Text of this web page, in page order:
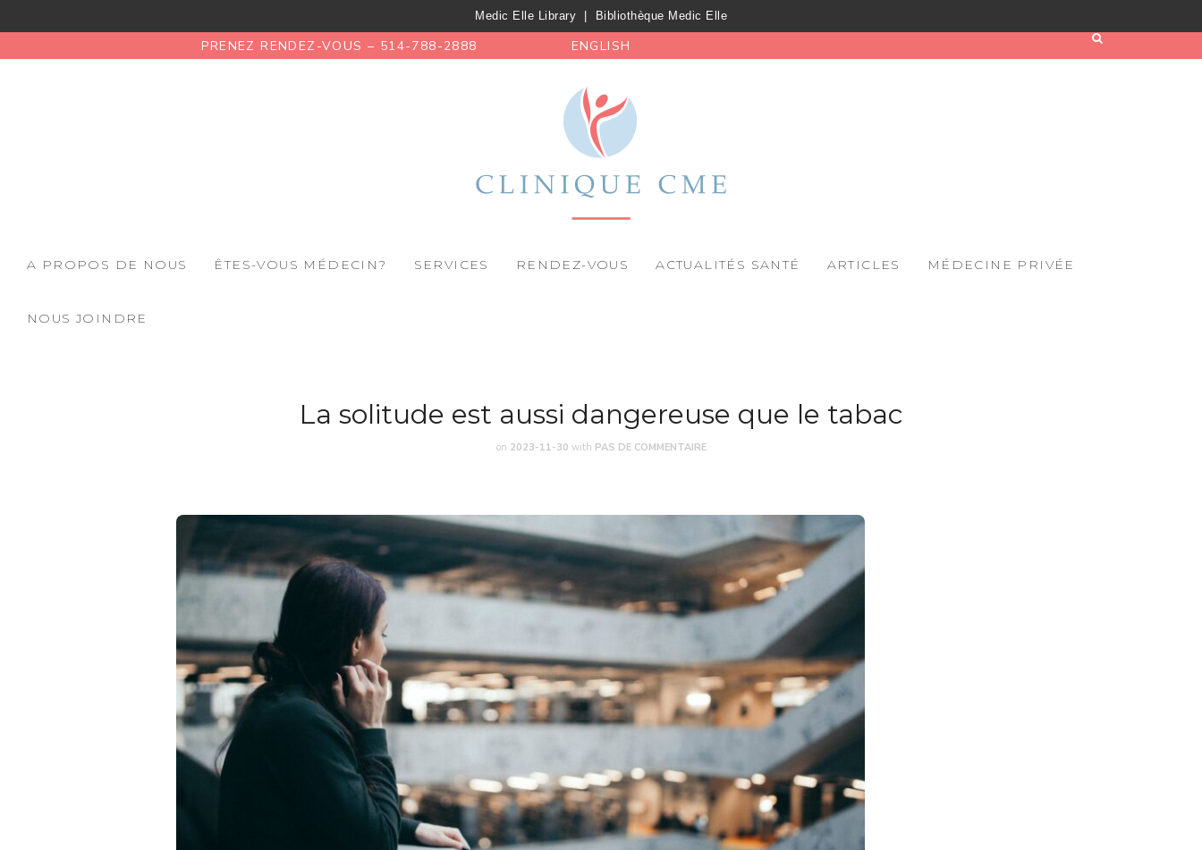
Medic Elle Library Bibliothèque Medic Elle
PRENEZ RENDEZ-VOUS – 514-788-2888 ENGLISH
A PROPOS DE NOUS ÊTES-VOUS MÉDECIN? SERVICES RENDEZ-VOUS ACTUALITÉS SANTÉ ARTICLES MÉDECINE PRIVÉE
NOUS JOINDRE
La solitude est aussi dangereuse que le tabac
on 2023-11-30 with PAS DE COMMENTAIRE